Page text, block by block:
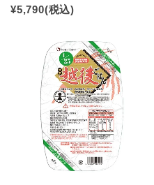
¥5,790(税込)